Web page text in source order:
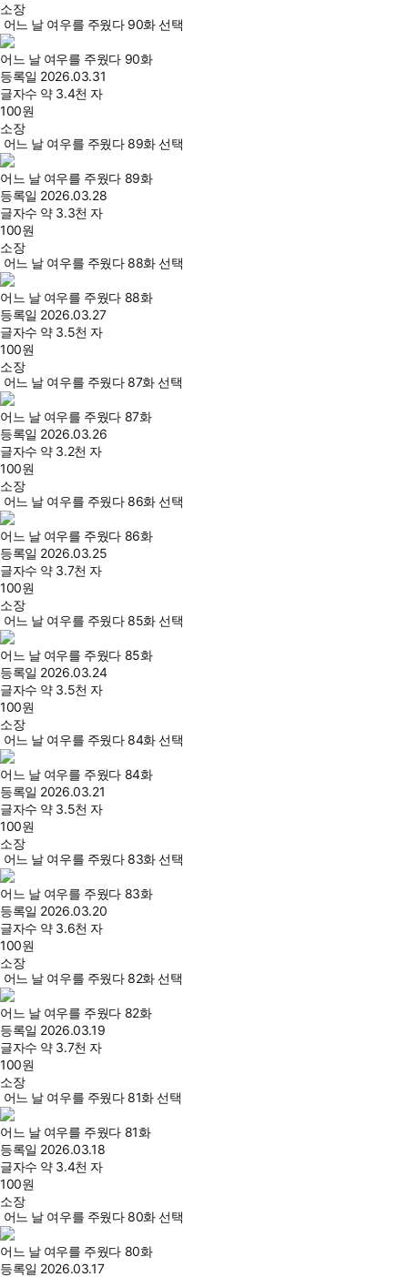
소장
어느 날 여우를 주웠다 90화 선택
어느 날 여우를 주웠다 90화
등록일 2026.03.31
글자수 약 3.4천 자
100원
소장
어느 날 여우를 주웠다 89화 선택
어느 날 여우를 주웠다 89화
등록일 2026.03.28
글자수 약 3.3천 자
100원
소장
어느 날 여우를 주웠다 88화 선택
어느 날 여우를 주웠다 88화
등록일 2026.03.27
글자수 약 3.5천 자
100원
소장
어느 날 여우를 주웠다 87화 선택
어느 날 여우를 주웠다 87화
등록일 2026.03.26
글자수 약 3.2천 자
100원
소장
어느 날 여우를 주웠다 86화 선택
어느 날 여우를 주웠다 86화
등록일 2026.03.25
글자수 약 3.7천 자
100원
소장
어느 날 여우를 주웠다 85화 선택
어느 날 여우를 주웠다 85화
등록일 2026.03.24
글자수 약 3.5천 자
100원
소장
어느 날 여우를 주웠다 84화 선택
어느 날 여우를 주웠다 84화
등록일 2026.03.21
글자수 약 3.5천 자
100원
소장
어느 날 여우를 주웠다 83화 선택
어느 날 여우를 주웠다 83화
등록일 2026.03.20
글자수 약 3.6천 자
100원
소장
어느 날 여우를 주웠다 82화 선택
어느 날 여우를 주웠다 82화
등록일 2026.03.19
글자수 약 3.7천 자
100원
소장
어느 날 여우를 주웠다 81화 선택
어느 날 여우를 주웠다 81화
등록일 2026.03.18
글자수 약 3.4천 자
100원
소장
어느 날 여우를 주웠다 80화 선택
어느 날 여우를 주웠다 80화
등록일 2026.03.17